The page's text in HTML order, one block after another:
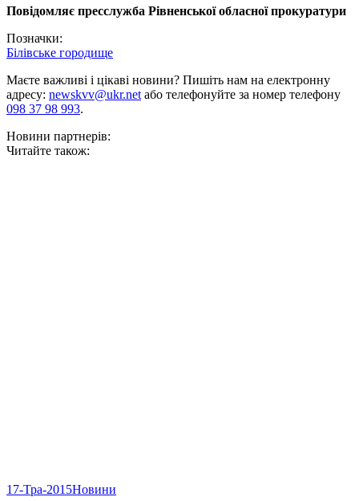
Повідомляє пресслужба Рівненської обласної прокуратури
Позначки:
Білівське городище
Маєте важливі і цікаві новини? Пишіть нам на електронну
адресу: newskvv@ukr.netабо телефонуйте за номер телефону
098 37 98 993.
Новини партнерів:
Читайте також:
17-Тра-2015Новини